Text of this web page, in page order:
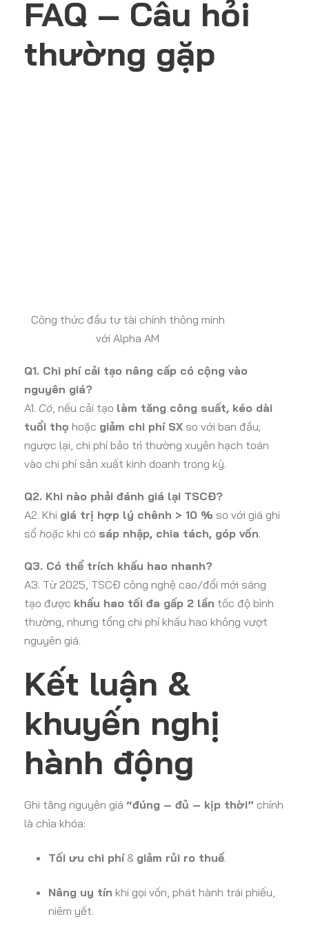
FAQ – Câu hỏi
thường gặp
Công thức đầu tư tài chính thông minh
với Alpha AM
Q1. Chi phí cải tạo nâng cấp có cộng vào
nguyên giá?
A1. Có , nếu cải tạo làm tăng công suất, kéo dài
tuổi thọ hoặc giảm chi phí SX so với ban đầu;
ngược lại, chi phí bảo trì thường xuyên hạch toán
vào chi phí sản xuất kinh doanh trong kỳ.
Q2. Khi nào phải đánh giá lại TSCĐ?
A2. Khi giá trị hợp lý chênh > 10 % so với giá ghi
sổ hoặc khi có sáp nhập, chia tách, góp vốn.
Q3. Có thể trích khấu hao nhanh?
A3. Từ 2025, TSCĐ công nghệ cao/đổi mới sáng
tạo được khấu hao tối đa gấp 2 lần tốc độ bình
thường, nhưng tổng chi phí khấu hao không vượt
nguyên giá.
Kết luận &
khuyến nghị
hành động
Ghi tăng nguyên giá “đúng – đủ – kịp thời” chính
là chìa khóa:
Tối ưu chi phí& giảm rủi ro thuế.
Nâng uy tín khi gọi vốn, phát hành trái phiếu,
niêm yết.